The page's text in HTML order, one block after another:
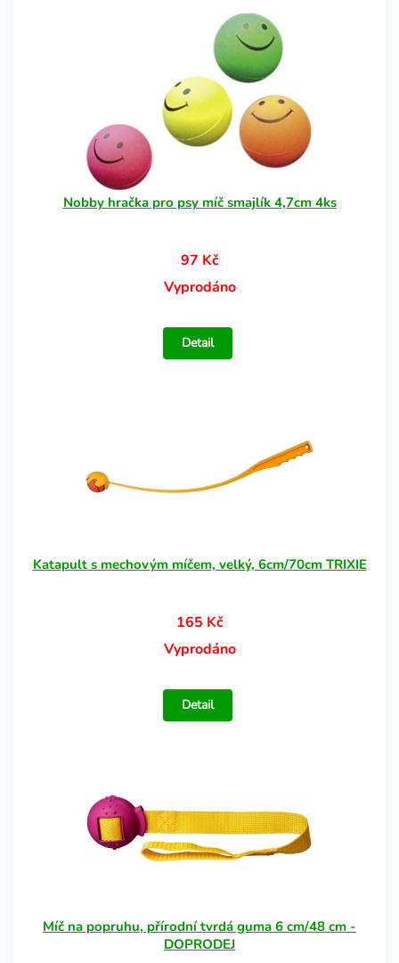
Nobby hračka pro psy míč smajlík 4,7cm 4ks
97 Kč
Vyprodáno
Detail
Katapult s mechovým míčem, velký, 6cm/70cm TRIXIE
165 Kč
Vyprodáno
Detail
Míč na popruhu, přírodní tvrdá guma 6 cm/48 cm -
DOPRODEJ